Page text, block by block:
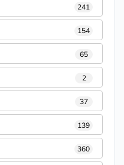
241
154
65
2
37
139
360